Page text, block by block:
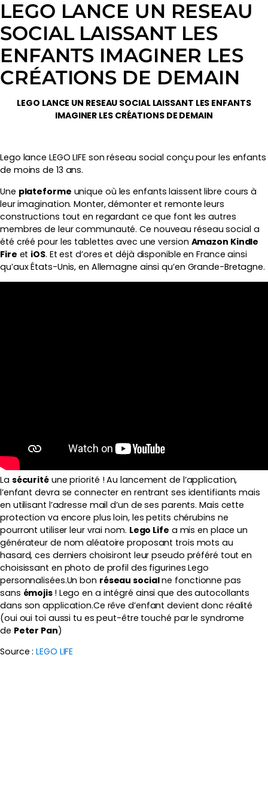
LEGO LANCE UN RESEAU
SOCIAL LAISSANT LES
ENFANTS IMAGINER LES
CRÉATIONS DE DEMAIN
LEGO LANCE UN RESEAU SOCIAL LAISSANT LES ENFANTS
IMAGINER LES CRÉATIONS DE DEMAIN
Lego lance LEGO LIFE son réseau social conçu pour les enfants
de moins de 13 ans.
Une plateforme unique où les enfants laissent libre cours à
leur imagination. Monter, démonter et remonte leurs
constructions tout en regardant ce que font les autres
membres de leur communauté. Ce nouveau réseau social a
été créé pour les tablettes avec une version Amazon Kindle
Fire et iOS. Et est d’ores et déjà disponible en France ainsi
qu’aux États-Unis, en Allemagne ainsi qu’en Grande-Bretagne.
La sécuritéune priorité ! Au lancement de l’application,
l’enfant devra se connecter en rentrant ses identifiants mais
en utilisant l’adresse mail d’un de ses parents. Mais cette
protection va encore plus loin, les petits chérubins ne
pourront utiliser leur vrai nom. Lego Life a mis en place un
générateur de nom aléatoire proposant trois mots au
hasard, ces derniers choisiront leur pseudo préféré tout en
choisissant en photo de profil des figurines Lego
personnalisées.Un bon réseau socialne fonctionne pas
sans émojis ! Lego en a intégré ainsi que des autocollants
dans son application.Ce rêve d’enfant devient donc réalité
(oui oui toi aussi tu es peut-être touché par le syndrome
de Peter Pan)
Source :LEGO LIFE